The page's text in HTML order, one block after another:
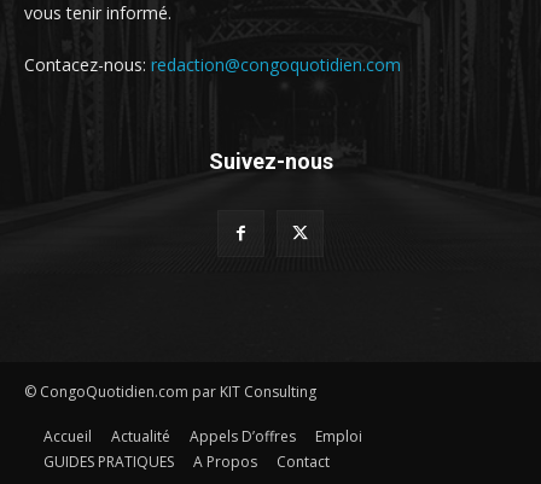
vous tenir informé.
Contacez-nous: redaction@congoquotidien.com
Suivez-nous
© CongoQuotidien.com par KIT Consulting
Accueil Actualité Appels D’offres
Emploi
GUIDES PRATIQUES
A Propos Contact